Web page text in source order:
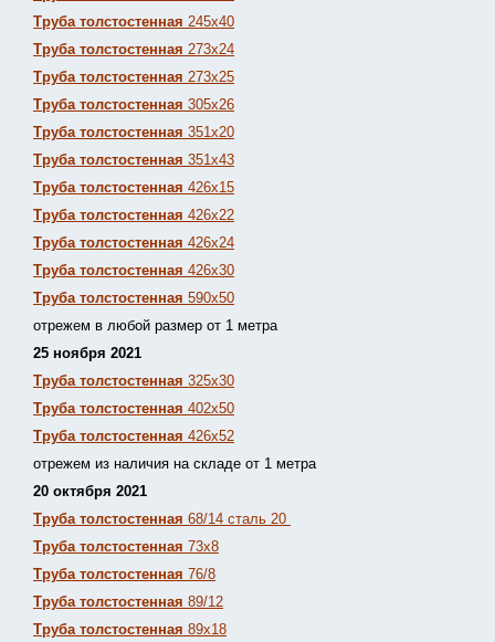
Труба толстостенная 245х40
Труба толстостенная 273х24
Труба толстостенная 273х25
Труба толстостенная 305х26
Труба толстостенная 351х20
Труба толстостенная 351х43
Труба толстостенная 426х15
Труба толстостенная 426х22
Труба толстостенная 426х24
Труба толстостенная 426х30
Труба толстостенная 590х50
отрежем в любой размер от 1 метра
25 ноября 2021
Труба толстостенная 325х30
Труба толстостенная 402х50
Труба толстостенная 426х52
отрежем из наличия на складе от 1 метра
20 октября 2021
Труба толстостенная 68/14 сталь 20
Труба толстостенная 73х8
Труба толстостенная 76/8
Труба толстостенная 89/12
Труба толстостенная 89х18